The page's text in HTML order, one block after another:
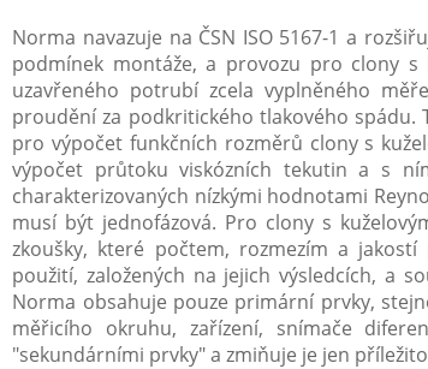
Norma navazuje na ČSN ISO 5167-1 a
podmínek montáže, a provozu pro clony
uzavřeného potrubí zcela vyplněného
proudění za podkritického tlakového
pro výpočet funkčních rozměrů clony s
výpočet průtoku viskózních tekutin a s
charakterizovaných nízkými hodnotami
musí být jednofázová. Pro clony s
zkoušky, které počtem, rozmezím a
použití, založených na jejich výsledcích, a
Norma obsahuje pouze primární prvky,
měřicího okruhu, zařízení, snímače
"sekundárními prvky" a zmiňuje je jen